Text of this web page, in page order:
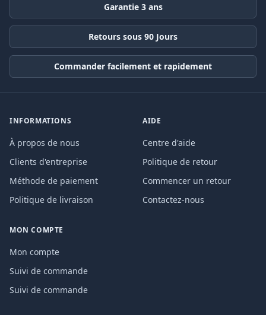
Garantie 3 ans
Retours sous 90 Jours
Commander facilement et rapidement
INFORMATIONS
À propos de nous
Clients d'entreprise
Méthode de paiement
Politique de livraison
AIDE
Centre d'aide
Politique de retour
Commencer un retour
Contactez-nous
MON COMPTE
Mon compte
Suivi de commande
Suivi de commande